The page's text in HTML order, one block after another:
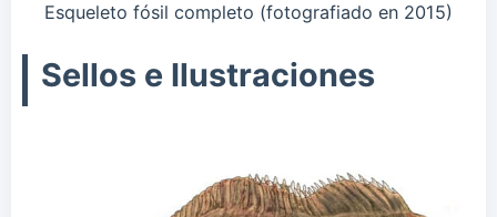
Esqueleto fósil completo (fotografiado en 2015)
Sellos e Ilustraciones